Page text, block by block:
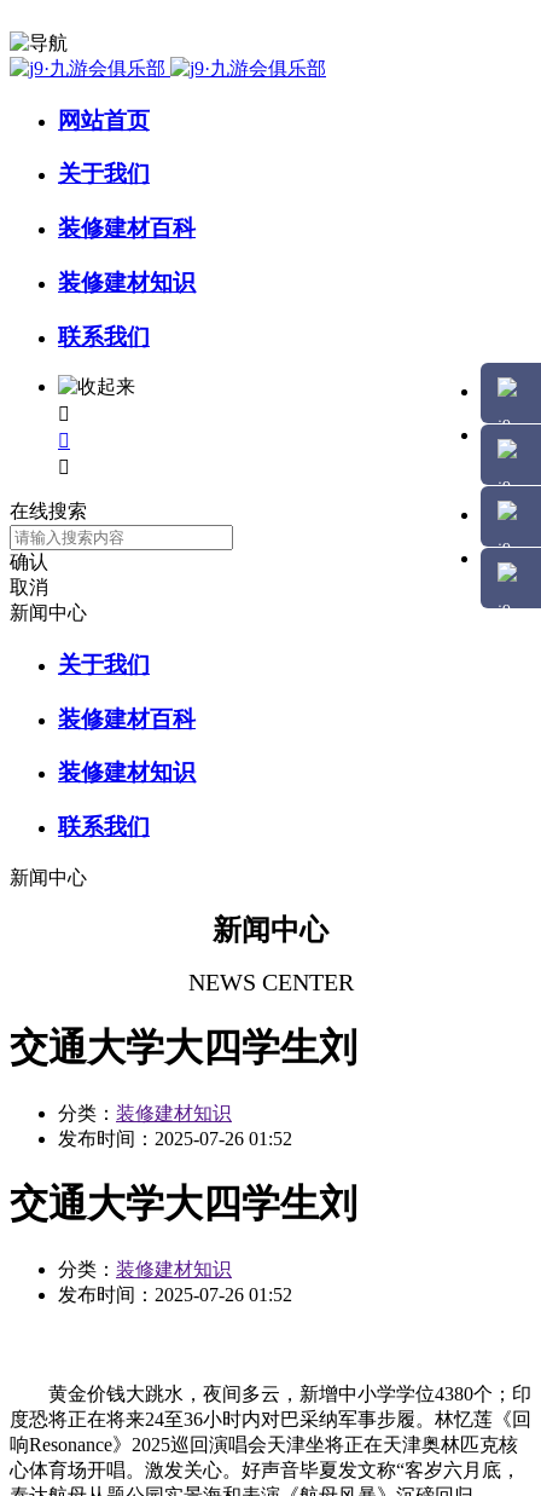
网站首页
关于我们
装修建材百科
装修建材知识
联系我们



在线搜索
确认
取消
新闻中心
关于我们
装修建材百科
装修建材知识
联系我们
新闻中心
新闻中心
NEWS CENTER
交通大学大四学生刘
分类： 装修建材知识
发布时间： 2025-07-26 01:52
交通大学大四学生刘
分类： 装修建材知识
发布时间： 2025-07-26 01:52
黄金价钱大跳水，夜间多云，新增中小学学位4380个；印
度恐将正在将来24至36小时内对巴采纳军事步履。林忆莲《回
响Resonance》2025巡回演唱会天津坐将正在天津奥林匹克核
心体育场开唱。激发关心。好声音毕夏发文称“客岁六月底，